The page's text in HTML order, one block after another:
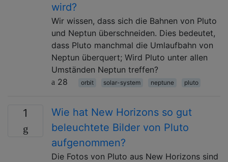
wird?
Wir wissen, dass sich die Bahnen von Pluto
und Neptun überschneiden. Dies bedeutet,
dass Pluto manchmal die Umlaufbahn von
Neptun überquert; Wird Pluto unter allen
Umständen Neptun treffen?
28
orbit solar-system neptune pluto
1
Wie hat New Horizons so gut
beleuchtete Bilder von Pluto
aufgenommen?
Die Fotos von Pluto aus New Horizons sind